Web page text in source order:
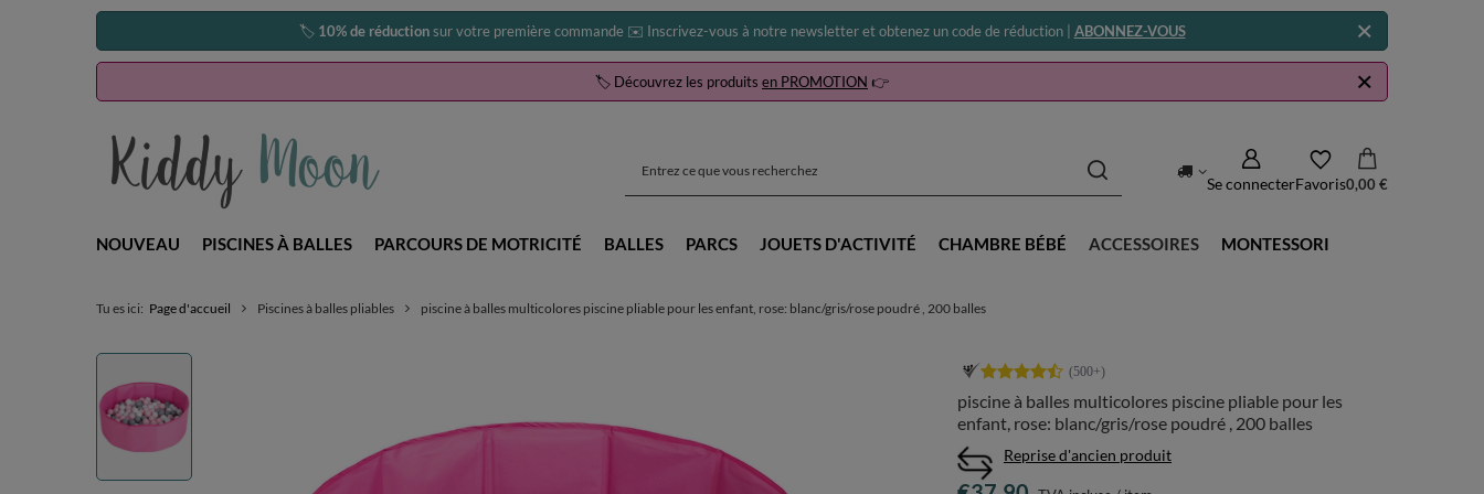
🏷️ 10% de réductionsur votre première commande ✉️ Inscrivez-vous à notre newsletter et obtenez un code de réduction | ABONNEZ-VOUS
🏷️ Découvrez les produits en PROMOTION 👉
Se connecterFavoris0,00 €
NOUVEAU PISCINES À BALLES PARCOURS DE MOTRICITÉ BALLES PARCS JOUETS D'ACTIVITÉ CHAMBRE BÉBÉ ACCESSOIRES MONTESSORI
Tu es ici: Page d'accueil Piscines à balles pliables piscine à balles multicolores piscine pliable pour les enfant, rose: blanc/gris/rose poudré , 200 balles
piscine à balles multicolores piscine pliable pour les
enfant, rose: blanc/gris/rose poudré , 200 balles
Reprise d'ancien produit